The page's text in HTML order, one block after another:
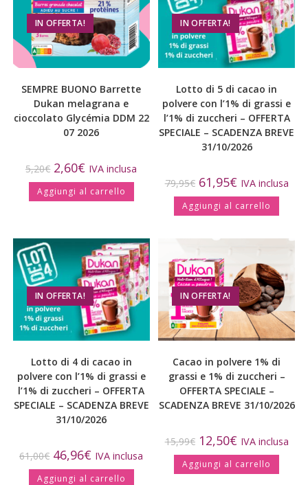
IN OFFERTA!
SEMPRE BUONO Barrette
Dukan melagrana e
cioccolato Glycémia DDM 22
07 2026
5,20€ 2,60€ IVA inclusa
Aggiungi al carrello
IN OFFERTA!
Lotto di 5 di cacao in
polvere con l’1% di grassi e
l’1% di zuccheri – OFFERTA
SPECIALE – SCADENZA BREVE
31/10/2026
79,95€ 61,95€ IVA inclusa
Aggiungi al carrello
IN OFFERTA!
Lotto di 4 di cacao in
polvere con l’1% di grassi e
l’1% di zuccheri – OFFERTA
SPECIALE – SCADENZA BREVE
31/10/2026
61,00€ 46,96€ IVA inclusa
Aggiungi al carrello
IN OFFERTA!
Cacao in polvere 1% di
grassi e 1% di zuccheri –
OFFERTA SPECIALE –
SCADENZA BREVE 31/10/2026
15,99€ 12,50€ IVA inclusa
Aggiungi al carrello